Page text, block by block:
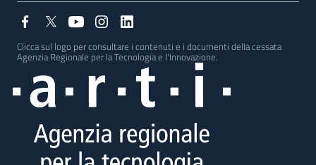
Clicca sul logo per consultare i contenuti e i documenti della cessata
Agenzia Regionale per la Tecnologia e l'Innovazione.